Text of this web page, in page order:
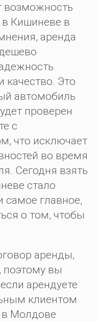
возможность
Кишиневе в
аренда
качество. Это
автомобиль
проверен
с
что исключает
во время
Сегодня взять
стало
самое главное,
о том, чтобы
аренды,
поэтому вы
арендуете
клиентом
в Молдове